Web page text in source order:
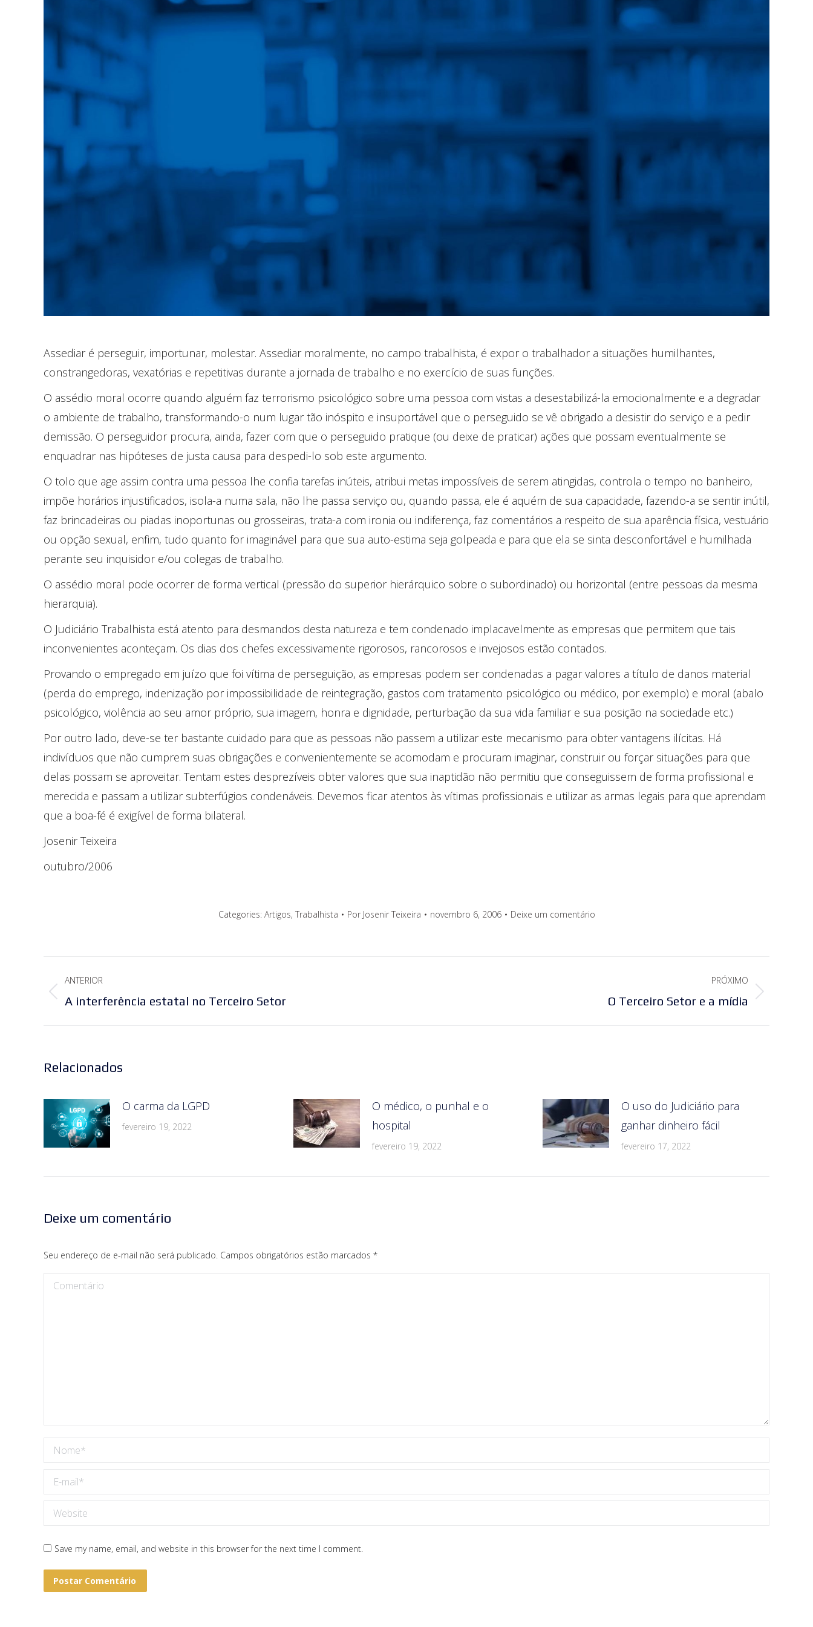
Assediar é perseguir, importunar, molestar. Assediar moralmente, no campo trabalhista, é expor o trabalhador a situações humilhantes,
constrangedoras, vexatórias e repetitivas durante a jornada de trabalho e no exercício de suas funções.
O assédio moral ocorre quando alguém faz terrorismo psicológico sobre uma pessoa com vistas a desestabilizá-la emocionalmente e a degradar
o ambiente de trabalho, transformando-o num lugar tão inóspito e insuportável que o perseguido se vê obrigado a desistir do serviço e a pedir
demissão. O perseguidor procura, ainda, fazer com que o perseguido pratique (ou deixe de praticar) ações que possam eventualmente se
enquadrar nas hipóteses de justa causa para despedi-lo sob este argumento.
O tolo que age assim contra uma pessoa lhe confia tarefas inúteis, atribui metas impossíveis de serem atingidas, controla o tempo no banheiro,
impõe horários injustificados, isola-a numa sala, não lhe passa serviço ou, quando passa, ele é aquém de sua capacidade, fazendo-a se sentir inútil,
faz brincadeiras ou piadas inoportunas ou grosseiras, trata-a com ironia ou indiferença, faz comentários a respeito de sua aparência física, vestuário
ou opção sexual, enfim, tudo quanto for imaginável para que sua auto-estima seja golpeada e para que ela se sinta desconfortável e humilhada
perante seu inquisidor e/ou colegas de trabalho.
O assédio moral pode ocorrer de forma vertical (pressão do superior hierárquico sobre o subordinado) ou horizontal (entre pessoas da mesma
hierarquia).
O Judiciário Trabalhista está atento para desmandos desta natureza e tem condenado implacavelmente as empresas que permitem que tais
inconvenientes aconteçam. Os dias dos chefes excessivamente rigorosos, rancorosos e invejosos estão contados.
Provando o empregado em juízo que foi vítima de perseguição, as empresas podem ser condenadas a pagar valores a título de danos material
(perda do emprego, indenização por impossibilidade de reintegração, gastos com tratamento psicológico ou médico, por exemplo) e moral (abalo
psicológico, violência ao seu amor próprio, sua imagem, honra e dignidade, perturbação da sua vida familiar e sua posição na sociedade etc.)
Por outro lado, deve-se ter bastante cuidado para que as pessoas não passem a utilizar este mecanismo para obter vantagens ilícitas. Há
indivíduos que não cumprem suas obrigações e convenientemente se acomodam e procuram imaginar, construir ou forçar situações para que
delas possam se aproveitar. Tentam estes desprezíveis obter valores que sua inaptidão não permitiu que conseguissem de forma profissional e
merecida e passam a utilizar subterfúgios condenáveis. Devemos ficar atentos às vítimas profissionais e utilizar as armas legais para que aprendam
que a boa-fé é exigível de forma bilateral.
Josenir Teixeira
outubro/2006
Categories: Artigos, Trabalhista Por Josenir Teixeira novembro 6, 2006 Deixe um comentário
de
post:
ANTERIOR
Post
A interferência estatal no Terceiro Setor
PRÓXIMO
O Terceiro Setor e a mídia
Relacionados
O carma da LGPD
fevereiro 19, 2022
O médico, o punhal e o
hospital
fevereiro 19, 2022
O uso do Judiciário para
ganhar dinheiro fácil
fevereiro 17, 2022
Deixe um comentário
Seu endereço de e-mail não será publicado. Campos obrigatórios estão marcados *
Comentário
Nome *
E-mail *
Website
Save my name, email, and website in this browser for the next time I comment.
Postar Comentário